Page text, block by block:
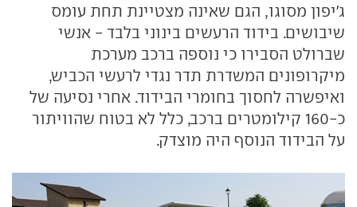
ג'יפון מסוגו, הגם שאינה מצטיינת תחת עומס
שיבושים. בידוד הרעשים בינוני בלבד - אנשי
שברולט הסבירו כי נוספה ברכב מערכת
מיקרופונים המשדרת תדר נגדי לרעשי הכביש,
ואיפשרה לחסוך בחומרי הבידוד. אחרי נסיעה של
כ-160 קילומטרים ברכב, כלל לא בטוח שהוויתור
על הבידוד הנוסף היה מוצדק.